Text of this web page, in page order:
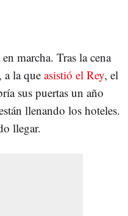
marcha. Tras la cena
la que asistió el Rey, el
sus puertas un año
llenando los hoteles.
llegar.